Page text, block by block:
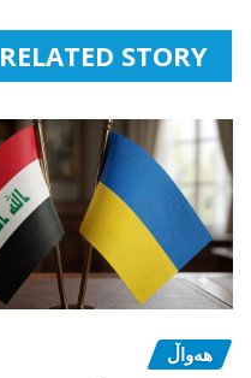
RELATED STORY
هەواڵ